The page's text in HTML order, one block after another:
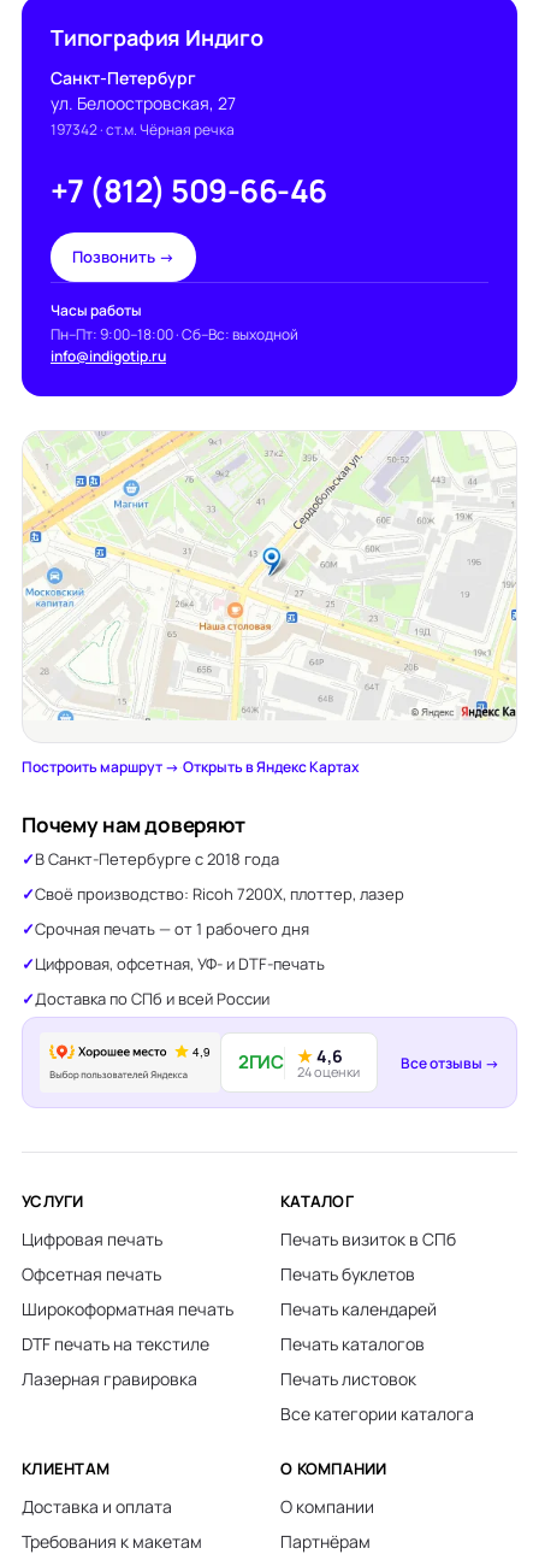
Типография Индиго
Санкт-Петербург
ул. Белоостровская, 27
197342· ст.м. Чёрная речка
+7 (812) 509-66-46
Позвонить →
Часы работы
Пн–Пт: 9:00–18:00 · Сб–Вс: выходной
info@indigotip.ru
Построить маршрут →·Открыть в Яндекс Картах
Почему нам доверяют
В Санкт-Петербурге с 2018 года
Своё производство: Ricoh 7200X, плоттер, лазер
Срочная печать — от 1 рабочего дня
Цифровая, офсетная, УФ- и DTF-печать
Доставка по СПб и всей России
2ГИС ★4,6
24 оценки Все отзывы →
УСЛУГИ
Цифровая печать
Офсетная печать
Широкоформатная печать
DTF печать на текстиле
Лазерная гравировка
КАТАЛОГ
Печать визиток в СПб
Печать буклетов
Печать календарей
Печать каталогов
Печать листовок
Все категории каталога
КЛИЕНТАМ
Доставка и оплата
Требования к макетам
О КОМПАНИИ
О компании
Партнёрам